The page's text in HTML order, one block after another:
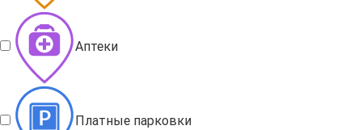
Аптеки
Платные парковки